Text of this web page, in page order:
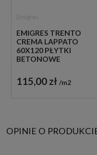
EMIGRES TRENTO
CREMA LAPPATO
60X120 PŁYTKI
BETONOWE
115,00 zł m2
OPINIE O